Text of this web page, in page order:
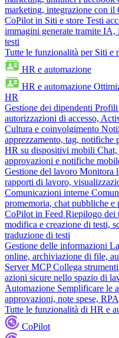
marketing, integrazione con il
CoPilot in Siti e store Testi
immagini generate tramite IA,
testi
Tutte le funzionalità per Siti e
HR e automazione
HR e automazione
HR
Gestione dei dipendenti Profili
autorizzazioni di accesso,
Cultura e coinvolgimento
apprezzamento, tag, notifiche
HR su dispositivi mobili
approvazioni e notifiche
Gestione del lavoro Monitora
rapporti di lavoro,
Comunicazioni interne
promemoria, chat pubbliche e
CoPilot in Feed Riepilogo dei
modifica e creazione di testi,
traduzione di testi
Gestione delle informazioni
online, archiviazione di file,
Server MCP Collega
azioni sicure nello spazio di
Automazione Semplificare le
approvazioni, note spese,
Tutte le funzionalità di HR e
CoPilot